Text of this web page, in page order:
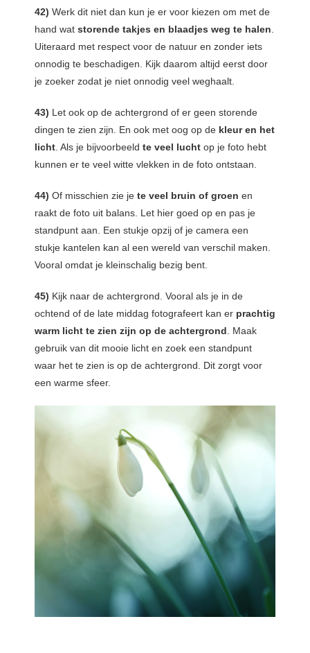
42) Werk dit niet dan kun je er voor kiezen om met de
hand wat storende takjes en blaadjes weg te halen
Uiteraard met respect voor de natuur en zonder iets
onnodig te beschadigen. Kijk daarom altijd eerst door
je zoeker zodat je niet onnodig veel weghaalt.
43) Let ook op de achtergrond of er geen storende
dingen te zien zijn. En ook met oog op de kleur en het
licht . Als je bijvoorbeeld te veel lucht op je foto hebt
kunnen er te veel witte vlekken in de foto ontstaan.
44) Of misschien zie je te veel bruin of groen en
raakt de foto uit balans. Let hier goed op en pas je
standpunt aan. Een stukje opzij of je camera een
stukje kantelen kan al een wereld van verschil maken.
Vooral omdat je kleinschalig bezig bent.
45) Kijk naar de achtergrond. Vooral als je in de
ochtend of de late middag fotografeert kan er prachtig
warm licht te zien zijn op de achtergrond . Maak
gebruik van dit mooie licht en zoek een standpunt
waar het te zien is op de achtergrond. Dit zorgt voor
een warme sfeer.